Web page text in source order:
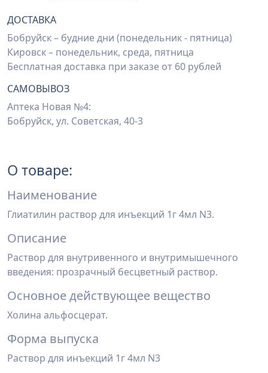
ДОСТАВКА
Бобруйск – будние дни (понедельник - пятница)
Кировск – понедельник, среда, пятница
Бесплатная доставка при заказе от 60 рублей
САМОВЫВОЗ
Аптека Новая №4:
Бобруйск, ул. Советская, 40-3
О товаре:
Наименование
Глиатилин раствор для инъекций 1г 4мл N3.
Описание
Раствор для внутривенного и внутримышечного
введения: прозрачный бесцветный раствор.
Основное действующее вещество
Холина альфосцерат.
Форма выпуска
Раствор для инъекций 1г 4мл N3